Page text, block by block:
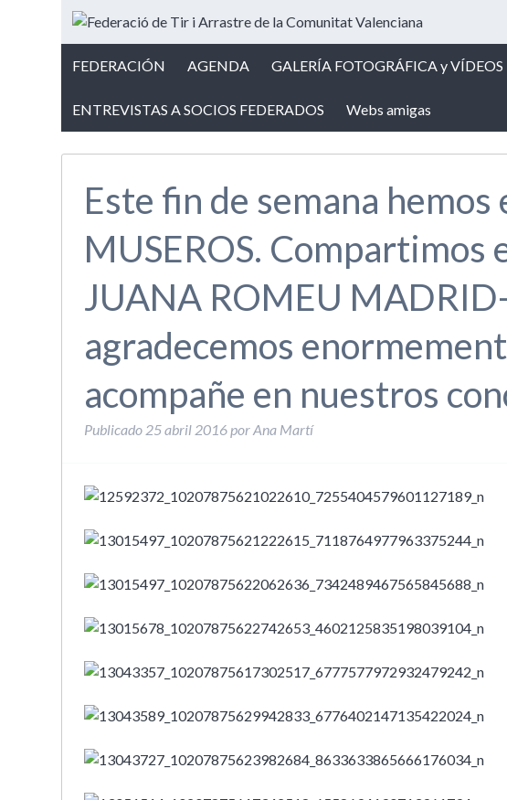
FEDERACIÓN AGENDA GALERÍA FOTOGRÁFICA y VÍDEOS
ENTREVISTAS A SOCIOS FEDERADOS Webs amigas
Este fin de semana
MUSEROS. Compartimos
JUANA ROMEU
agradecemos
acompañe en nuestros
Publicado 25 abril 2016 porAna Martí